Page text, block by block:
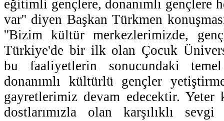
eğitimli gençlere, donanımlı gençlere
var'' diyen Başkan Türkmen
''Bizim kültür merkezlerimizde,
Türkiye'de bir ilk olan Çocuk
bu faaliyetlerin sonucundaki
donanımlı kültürlü gençler
gayretlerimiz devam edecektir.
dostlarımızla olan karşılıklı